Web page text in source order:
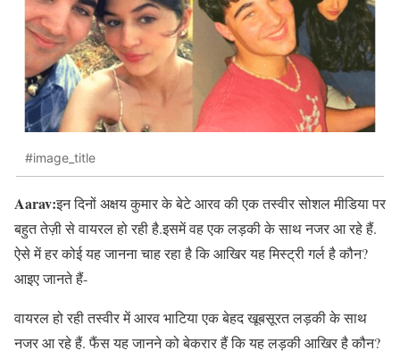
#image_title
Aarav:इन दिनों अक्षय कुमार के बेटे आरव की एक तस्वीर सोशल मीडिया पर
बहुत तेज़ी से वायरल हो रही है.इसमें वह एक लड़की के साथ नजर आ रहे हैं.
ऐसे में हर कोई यह जानना चाह रहा है कि आखिर यह मिस्ट्री गर्ल है कौन?
आइए जानते हैं-
वायरल हो रही तस्वीर में आरव भाटिया एक बेहद खूबसूरत लड़की के साथ
नजर आ रहे हैं. फैंस यह जानने को बेकरार हैं कि यह लड़की आखिर है कौन?